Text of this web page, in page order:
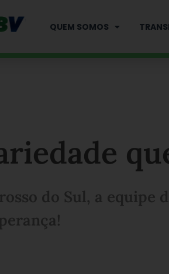
QUEM SOMOS
do Sul, a equipe